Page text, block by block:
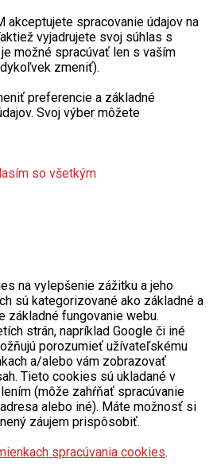
akceptujete spracovanie údajov na
vyjadrujete svoj súhlas s
možné spracúvať len s vaším
zmeniť).
preferencie a základné
Svoj výber môžete
so všetkým
na vylepšenie zážitku a jeho
sú kategorizované ako základné a
základné fungovanie webu.
strán, napríklad Google či iné
porozumieť užívateľskému
a/alebo vám zobrazovať
Tieto cookies sú ukladané v
(môže zahŕňať spracúvanie
alebo iné). Máte možnosť si
záujem prispôsobiť.
spracúvania cookies.